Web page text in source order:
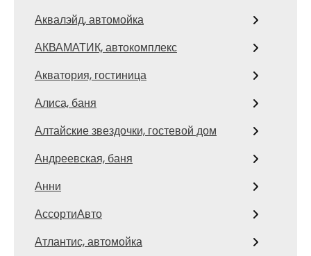
Аквалэйд, автомойка
АКВАМАТИК, автокомплекс
Акватория, гостиница
Алиса, баня
Алтайские звездочки, гостевой дом
Андреевская, баня
Анни
АссортиАвто
Атлантис, автомойка